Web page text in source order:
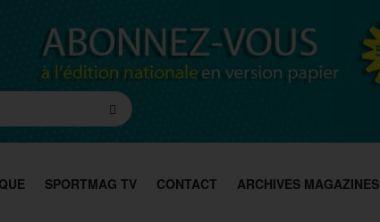
SPORTMAG TV CONTACT ARCHIVES MAGAZINES